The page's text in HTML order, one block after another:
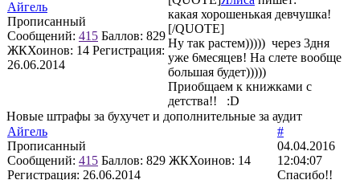
Айгель
Прописанный
Сообщений: 415 Баллов: 829
ЖКХоинов: 14 Регистрация:
26.06.2014
какая хорошенькая девчушка!
[/QUOTE]
Ну так растем))))) через 3дня
уже 6месяцев! На слете вообще
большая будет)))))
Приобщаем к книжками с
детства!! :D
Новые штрафы за бухучет и дополнительные за аудит
Айгель
Прописанный
Сообщений: 415 Баллов: 829 ЖКХоинов: 14
Регистрация: 26.06.2014
#
04.04.2016
12:04:07
Спасибо!!